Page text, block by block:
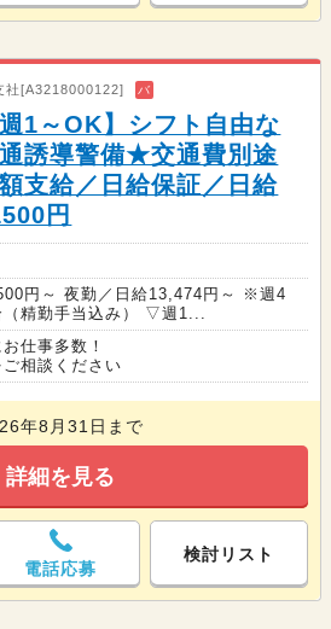
社[A3218000122] バ
週1～OK】シフト自由な
誘導警備★交通費別途
支給／日給保証／日給
円
円～ 夜勤／日給13,474円～ ※週4
（精勤手当込み） ▽週1...
仕事多数！
相談ください
年8月31日まで
詳細を見る
電話応募
検討リスト